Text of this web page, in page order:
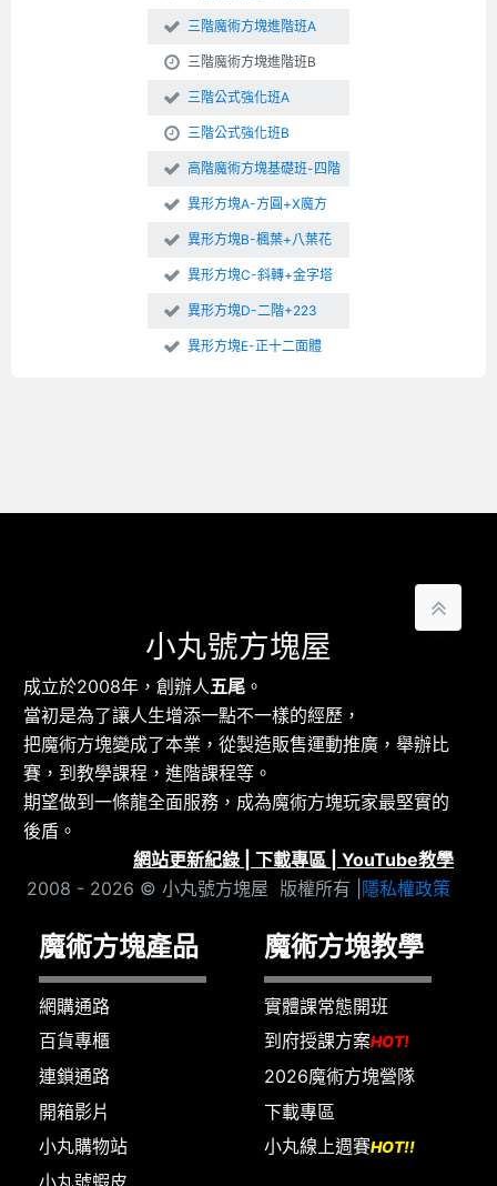
三階魔術方塊進階班A
三階魔術方塊進階班B
三階公式強化班A
三階公式強化班B
高階魔術方塊基礎班-四階
異形方塊A-方圓+X魔方
異形方塊B-楓葉+八葉花
異形方塊C-斜轉+金字塔
異形方塊D-二階+223
異形方塊E-正十二面體
小丸號方塊屋
成立於2008年，創辦人五尾 。
當初是為了讓人生增添一點不一樣的經歷，
把魔術方塊變成了本業，從製造販售運動推廣，舉辦比
賽，到教學課程，進階課程等。
期望做到一條龍全面服務，成為魔術方塊玩家最堅實的
後盾。
網站更新紀錄
下載專區
YouTube教學
2008 - 2026 © 小丸號方塊屋 版權所有 | 隱私權政策
魔術方塊產品
網購通路
百貨專櫃
連鎖通路
開箱影片
小丸購物站
小丸號蝦皮
魔術方塊教學
實體課常態開班
到府授課方案HOT!
2026魔術方塊營隊
下載專區
小丸線上週賽HOT!!